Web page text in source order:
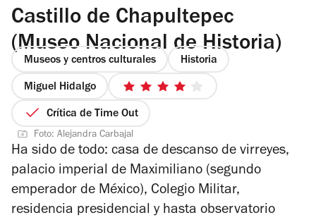
Castillo de Chapultepec
(Museo Nacional de Historia)
Museos y centros culturales Historia
Miguel Hidalgo
4
estrellas
Crítica de Time Out
Foto: Alejandra Carbajal
Ha sido de todo: casa de descanso de virreyes,
palacio imperial de Maximiliano (segundo
emperador de México), Colegio Militar,
residencia presidencial y hasta observatorio